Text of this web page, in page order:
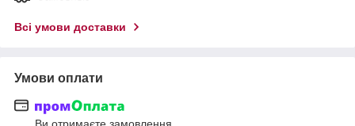
Всі умови доставки
Умови оплати